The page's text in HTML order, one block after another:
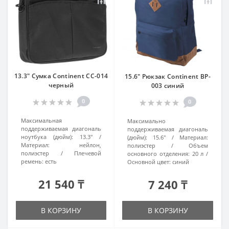
13.3" Сумка Continent CC-014
черный
0
Максимальная
поддерживаемая диагональ
ноутбука (дюйм):
13.3"
Материал:
нейлон,
полиэстер
Плечевой
ремень: есть
21 540 ₸
В КОРЗИНУ
15.6" Рюкзак Continent BP-
003 синий
0
Максимально
поддерживаемая диагональ
(дюйм):
15.6"
Материал:
полиэстер
Объем
основного отделения: 20 л
Основной цвет: синий
7 240 ₸
В КОРЗИНУ